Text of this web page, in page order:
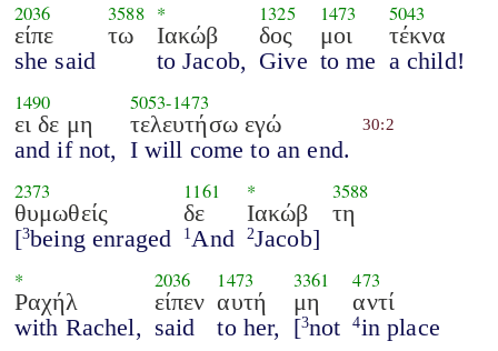
2036
είπε
she said
3588
τω
*
Ιακώβ
to Jacob,
1325
δος
Give
1473
μοι
to me
5043
τέκνα
a child!
1490
ει δε μη
and if not,
5053-1473
τελευτήσω εγώ
I will come to an end.
30:2
2373
θυμωθείς
[3being enraged
1161
δε
1 And
*
Ιακώβ
2Jacob]
3588
τη
*
Ραχήλ
with Rachel,
2036
είπεν
said
1473
αυτή
to her,
3361
μη
[3not
473
αντί
4in place